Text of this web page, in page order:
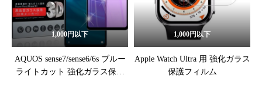
1,000円以下
AQUOS sense7/sense6/6s ブルー
ライトカット 強化ガラス保護
1,000円以下
Apple Watch Ultra 用 強化ガラス
保護フィルム